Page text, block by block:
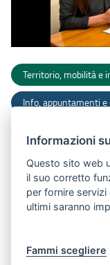
Territorio, mobilità e
Info, appuntamenti
Dipartimento
Dipartimento
Informazioni
Questo sito web
il suo corretto
per fornire
ultimi saranno
Fammi scegliere